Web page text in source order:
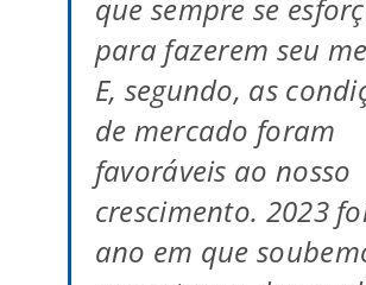
que sempre se
para fazerem seu
E, segundo, as
de mercado foram
favoráveis ao nosso
crescimento. 2023
ano em que